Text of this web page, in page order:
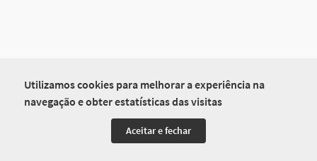
Utilizamos cookies para melhorar a experiência na
navegação e obter estatísticas das visitas
Aceitar e fechar